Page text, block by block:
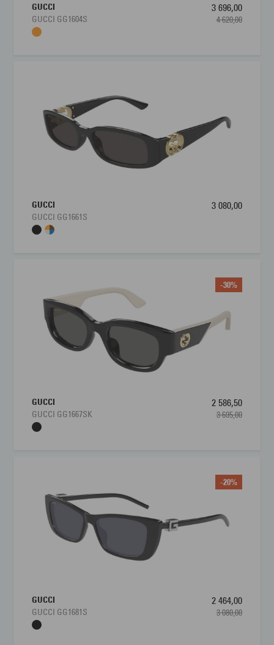
GUCCI
GUCCI GG1604S
3 696,00
4 620,00
GUCCI
GUCCI GG1661S
3 080,00
-30%
GUCCI
GUCCI GG1667SK
2 586,50
3 695,00
-20%
GUCCI
GUCCI GG1681S
2 464,00
3 080,00